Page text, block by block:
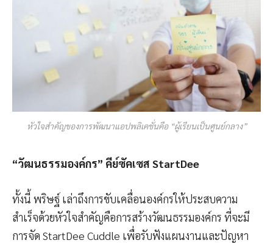
หัวใจสำคัญของการพัฒนาแอปพลิเคชั่นคือ “ผู้เรียนเป็นศูนย์กลาง”
“วัฒนธรรมองค์กร” คีย์ซัคเซส StartDee
ทั้งนี้ พริษฐ์ เล่าถึงการขับเคลื่อนองค์กรให้ประสบความ
สำเร็จด้วยหัวใจสำคัญคือการสร้างวัฒนธรรมองค์กร ที่จะมี
การจัด StartDee Cuddle เพื่อรับฟังแผนงานและปัญหา